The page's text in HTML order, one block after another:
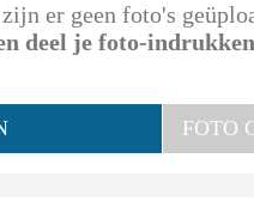
er geen foto's
deel je foto-
FOTO